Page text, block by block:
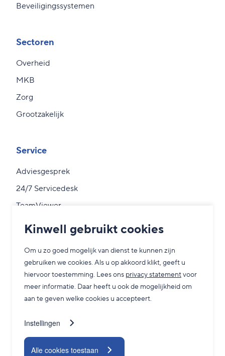
Kinwell gebruikt cookies
Om u zo goed mogelijk van dienst te kunnen zijn
gebruiken we cookies. Als u op akkoord klikt, geeft u
hiervoor toestemming. Lees ons privacy statementvoor
meer informatie. Daar heeft u ook de mogelijkheid om
aan te geven welke cookies u accepteert.
Instellingen
Alle cookies toestaan
Beveiligingssystemen
Sectoren
Overheid
MKB
Zorg
Grootzakelijk
Service
Adviesgesprek
24/7 Servicedesk
TeamViewer
Contact
Nieuwsbrief